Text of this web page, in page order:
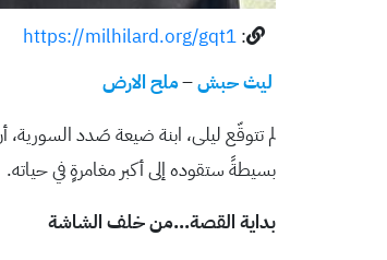
:
https://milhilard.org/gqt1
ليث حبش–ملح الارض
لم تتوقّع ليلى، ابنة ضيعة صَدد
بسيطةً ستقوده إلى أكبر مغامرةٍ في حياته.
بداية القصة…من خلف الشاشة